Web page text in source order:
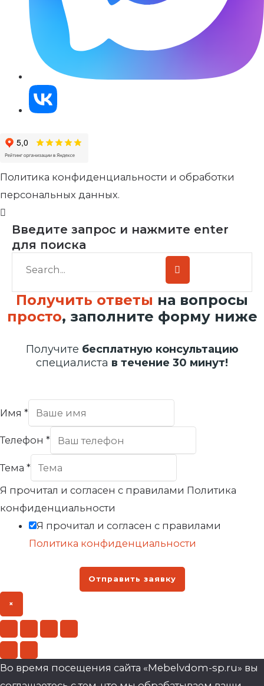
Политика конфиденциальности и обработки
персональных данных.
Введите запрос и нажмите enter
для поиска
Получить ответы на вопросы
просто, заполните форму ниже
Получите бесплатную консультацию
специалиста в течение 30 минут!
Имя *
Телефон *
Тема *
Я прочитал и согласен с правилами Политика
конфиденциальности
Я прочитал и согласен с правилами
Политика конфиденциальности
Отправить заявку
×
Во время посещения сайта «Mebelvdom-sp.ru» вы